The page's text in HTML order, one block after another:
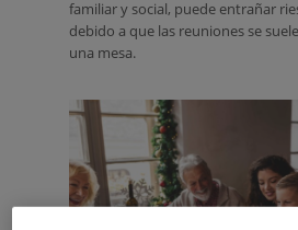
familiar y social, puede entrañar
debido a que las reuniones se
una mesa.